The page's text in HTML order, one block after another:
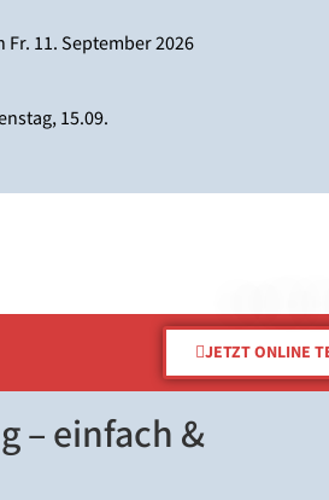
11. September 2026
15.09.
JETZT ONLINE
– einfach &